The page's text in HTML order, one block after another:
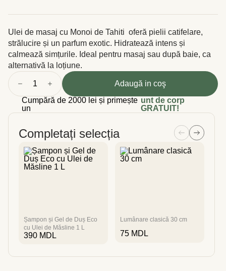
Ulei de masaj cu Monoi de Tahiti oferă pielii catifelare,
strălucire și un parfum exotic. Hidratează intens și
calmează simțurile. Ideal pentru masaj sau după baie, ca
alternativă la loțiune.
1
Adaugă in coş
Cumpără de 2000 lei și primește
un
unt de corp
GRATUIT!
Completați selecția
Șampon și Gel de Duș Eco
cu Ulei de Măsline 1 L
390 MDL
Lumânare clasică 30 cm
75 MDL